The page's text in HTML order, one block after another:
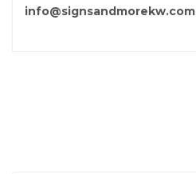
info@signsandmorekw.com